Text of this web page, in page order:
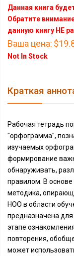
Данная книга
Обратите
данную книгу НЕ
Ваша цена:
Not In Stock
Краткая
Рабочая тетрадь
"орфограмма",
изучаемых
формирование
обнаруживать,
правилом. В
методика,
НОО в области
предназначена
этапе
повторения,
может